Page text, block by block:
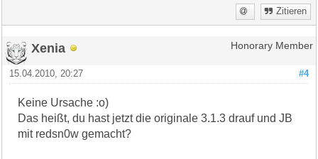
Zitieren
Xenia Honorary Member
#4
15.04.2010, 20:27
Keine Ursache :o)
Das heißt, du hast jetzt die originale 3.1.3 drauf und JB
mit redsn0w gemacht?